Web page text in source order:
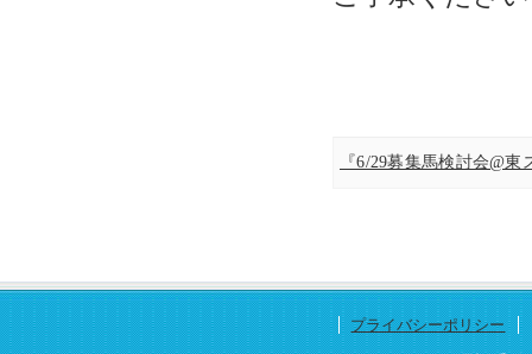
『6/29募集馬検討会@
プライバシーポリシー